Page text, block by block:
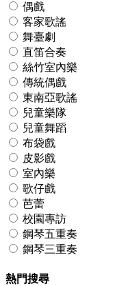
偶戲
客家歌謠
舞臺劇
直笛合奏
絲竹室內樂
傳統偶戲
東南亞歌謠
兒童樂隊
兒童舞蹈
布袋戲
皮影戲
室內樂
歌仔戲
芭蕾
校園專訪
鋼琴五重奏
鋼琴三重奏
熱門搜尋